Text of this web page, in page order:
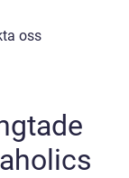
oss